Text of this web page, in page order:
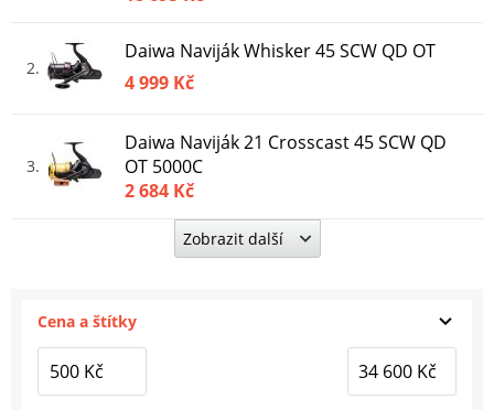
2
Daiwa Naviják Whisker 45 SCW QD OT
4 999 Kč
3
Daiwa Naviják 21 Crosscast 45 SCW QD
OT 5000C
2 684 Kč
Daiwa Naviják 24 Crosscast 45 SCW QD
Daiwa Naviják 23 Emblem Surf 45 SCW
4 723 Kč
Zobrazit další
Cena a štítky